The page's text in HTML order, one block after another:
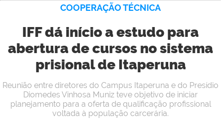
COOPERAÇÃO TÉCNICA
IFF dá início a estudo para
abertura de cursos no sistema
prisional de Itaperuna
Reunião entre diretores do Campus Itaperuna e do Presídio
Diomedes Vinhosa Muniz teve objetivo de iniciar
planejamento para a oferta de qualificação profissional
voltada à população carcerária.